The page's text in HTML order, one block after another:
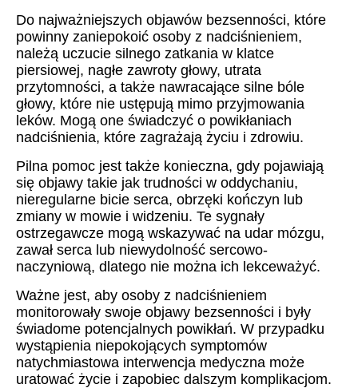
Do najważniejszych objawów bezsenności, które
powinny zaniepokoić osoby z nadciśnieniem,
należą uczucie silnego zatkania w klatce
piersiowej, nagłe zawroty głowy, utrata
przytomności, a także nawracające silne bóle
głowy, które nie ustępują mimo przyjmowania
leków. Mogą one świadczyć o powikłaniach
nadciśnienia, które zagrażają życiu i zdrowiu.
Pilna pomoc jest także konieczna, gdy pojawiają
się objawy takie jak trudności w oddychaniu,
nieregularne bicie serca, obrzęki kończyn lub
zmiany w mowie i widzeniu. Te sygnały
ostrzegawcze mogą wskazywać na udar mózgu,
zawał serca lub niewydolność sercowo-
naczyniową, dlatego nie można ich lekceważyć.
Ważne jest, aby osoby z nadciśnieniem
monitorowały swoje objawy bezsenności i były
świadome potencjalnych powikłań. W przypadku
wystąpienia niepokojących symptomów
natychmiastowa interwencja medyczna może
uratować życie i zapobiec dalszym komplikacjom.